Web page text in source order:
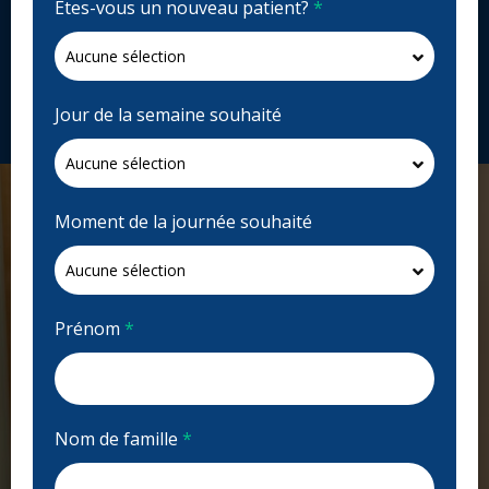
Demandez un rendez-vous
Fermé | Voir les heures d'ouvertures
1482 Springfield Rd, Kelowna, BC V1Y 4B4, Canada
drsandycrocker.com
Êtes-vous un nouveau patient? *
Jour de la semaine souhaité
Moment de la journée souhaité
Prénom *
Nom de famille *